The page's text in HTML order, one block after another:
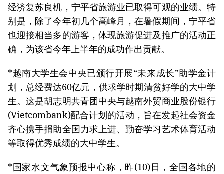
经济复苏良机，宁平省旅游业已取得可观的业绩。特
别是，除了今年初几个高峰月，在暑假期间，宁平省
也迎接相当多的游客，体现旅游促进及推广的活动正
确，为该省今年上半年的成功作出贡献。
*越南大学生会中央已颁行开展“未来成长”助学金计
划，总经费达60亿元，供求学时期清贫好学的大中学
生。这是胡志明共青团中央与越南外贸商业股份银行
(Vietcombank)配合计划的活动，旨在发起社会资金
齐心携手捐助全国力求上进、勤奋学习艺术体育活动
等取得优秀成绩的大中学生。
*国家水文气象预报中心称，昨(10)日，全国各地的